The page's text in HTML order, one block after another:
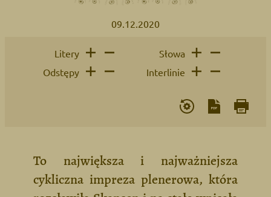
09.12.2020
Litery
Słowa
Odstępy
Interlinie
To największa i najważniejsza
cykliczna impreza plenerowa, która